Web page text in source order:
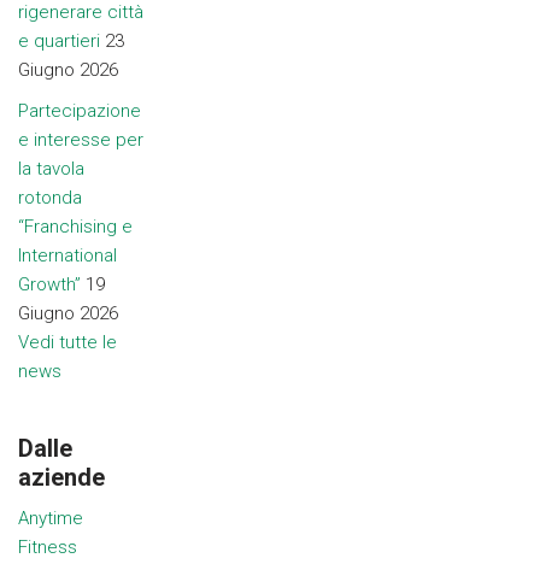
rigenerare città
e quartieri 23
Giugno 2026
Partecipazione
e interesse per
la tavola
rotonda
“Franchising e
International
Growth” 19
Giugno 2026
Vedi tutte le
news
Dalle
aziende
Anytime
Fitness